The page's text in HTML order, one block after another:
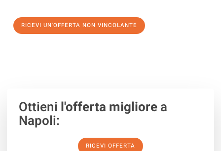
RICEVI UN'OFFERTA NON VINCOLANTE
Ottieni l'offerta migliorea
Napoli:
RICEVI OFFERTA